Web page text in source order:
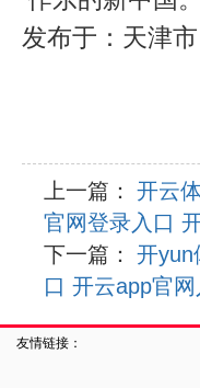
发布于：天津市
上一篇：
开云
官网登录入口
下一篇：
开yun
口 开云app官
友情链接：